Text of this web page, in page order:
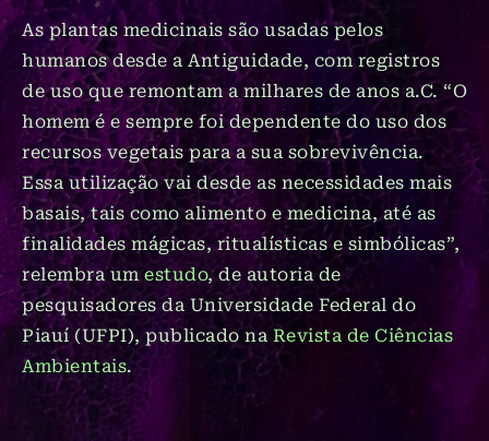
As plantas medicinais são usadas pelos
humanos desde a Antiguidade, com registros
de uso que remontam a milhares de anos a.C. “O
homem é e sempre foi dependente do uso dos
recursos vegetais para a sua sobrevivência.
Essa utilização vai desde as necessidades mais
basais, tais como alimento e medicina, até as
finalidades mágicas, ritualísticas e simbólicas”,
relembra um estudo, de autoria de
pesquisadores da Universidade Federal do
Piauí (UFPI), publicado na Revista de Ciências
Ambientais.